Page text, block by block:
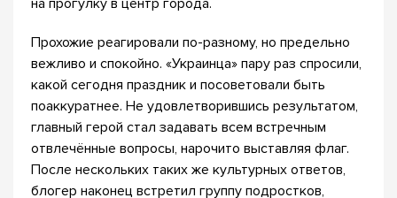
на прогулку в центр города.
Прохожие реагировали по-разному, но предельно
вежливо и спокойно. «Украинца» пару раз спросили,
какой сегодня праздник и посоветовали быть
поаккуратнее. Не удовлетворившись результатом,
главный герой стал задавать всем встречным
отвлечённые вопросы, нарочито выставляя флаг.
После нескольких таких же культурных ответов,
блогер наконец встретил группу подростков,